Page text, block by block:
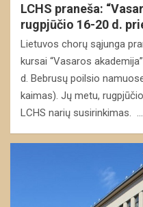
LCHS praneša:
rugpjūčio 16-20 d.
Lietuvos chorų sąjunga
kursai “Vasaros
d. Bebrusų poilsio
kaimas). Jų metu,
LCHS narių susirinkimas. …